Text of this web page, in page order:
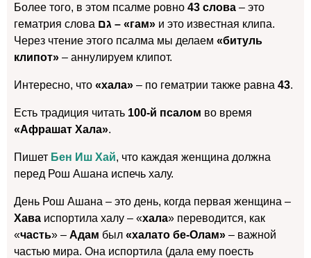
Более того, в этом псалме ровно 43 слова – это
гематрия слова
גם – «гам» и это известная клипа.
Через чтение этого псалма мы делаем «битуль
клипот» – аннулируем клипот.
Интересно, что «хала» – по гематрии также равна 43.
Есть традиция читать 100-й псалом во время
«Афрашат Хала».
Пишет Бен Иш Хай, что каждая женщина должна
перед Рош Ашана испечь халу.
День Рош Ашана – это день, когда первая женщина –
Хава испортила халу – «хала» переводится, как
«часть» – Адам был «халато бе-Олам» – важной
частью мира. Она испортила (дала ему поесть